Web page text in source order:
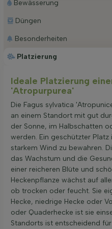
Platzierung
Bewässerung
Düngen
Besonderheiten
Ideale Platzierung
'Atropurpurea'
Die Fagus sylvatica
an einem Standort mit gut
der Sonne, im Halbschatten
werden. Ein geschützter
starkem Wind zu bewahren.
das Wachstum und die
einer reicheren Blüte und
Heckenpflanze wächst auf
ob trocken oder feucht. Sie
Hecke, niedrige Hecke oder
oder Quaderhecke ist sie
Standorts ist entscheidend